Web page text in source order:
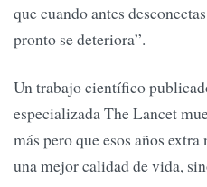
que cuando antes
pronto se deteriora”.
Un trabajo científico
especializada The Lancet
más pero que esos años
una mejor calidad de vida,